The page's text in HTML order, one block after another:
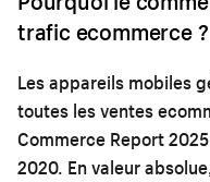
trafic ecommerce ?
Les appareils mobiles
toutes les ventes
Commerce Report
2020. En valeur